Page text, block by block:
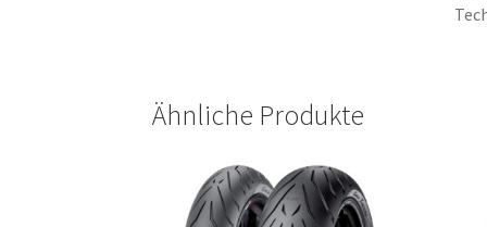
Ähnliche Produkte